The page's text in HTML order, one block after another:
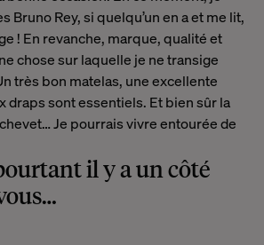
Bruno Rey, si quelqu’un en a et me lit,
! En revanche, marque, qualité et
chose sur laquelle je ne transige
très bon matelas, une excellente
draps sont essentiels. Et bien sûr la
Je pourrais vivre entourée de
il y a un côté